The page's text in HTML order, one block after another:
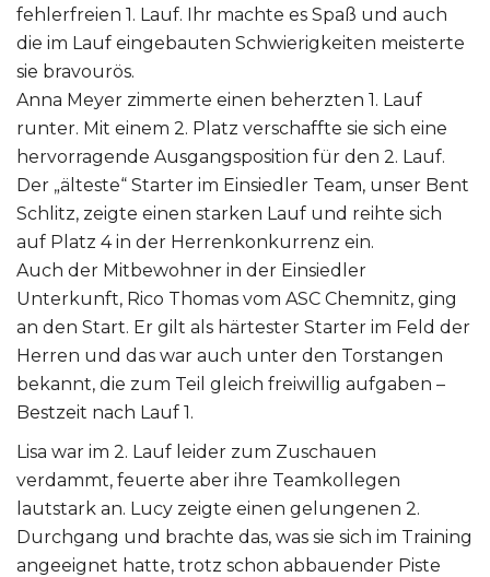
fehlerfreien 1. Lauf. Ihr machte es Spaß und auch
die im Lauf eingebauten Schwierigkeiten meisterte
sie bravourös.
Anna Meyer zimmerte einen beherzten 1. Lauf
runter. Mit einem 2. Platz verschaffte sie sich eine
hervorragende Ausgangsposition für den 2. Lauf.
Der „älteste“ Starter im Einsiedler Team, unser Bent
Schlitz, zeigte einen starken Lauf und reihte sich
auf Platz 4 in der Herrenkonkurrenz ein.
Auch der Mitbewohner in der Einsiedler
Unterkunft, Rico Thomas vom ASC Chemnitz, ging
an den Start. Er gilt als härtester Starter im Feld der
Herren und das war auch unter den Torstangen
bekannt, die zum Teil gleich freiwillig aufgaben –
Bestzeit nach Lauf 1.
Lisa war im 2. Lauf leider zum Zuschauen
verdammt, feuerte aber ihre Teamkollegen
lautstark an. Lucy zeigte einen gelungenen 2.
Durchgang und brachte das, was sie sich im Training
angeeignet hatte, trotz schon abbauender Piste